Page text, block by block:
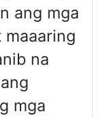
ang mga
na
mga